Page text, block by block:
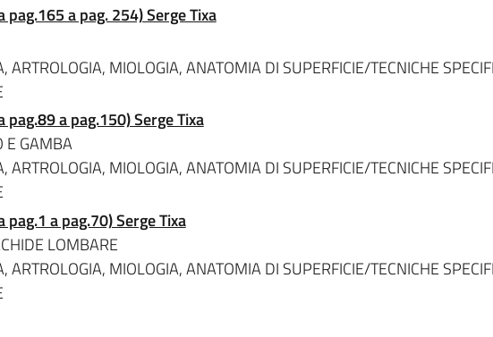
pag.165 a pag. 254) Serge Tixa
ARTROLOGIA, MIOLOGIA, ANATOMIA DI SUPERFICIE/TECNICHE
pag.89 a pag.150) Serge Tixa
E GAMBA
ARTROLOGIA, MIOLOGIA, ANATOMIA DI SUPERFICIE/TECNICHE
pag.1 a pag.70) Serge Tixa
LOMBARE
ARTROLOGIA, MIOLOGIA, ANATOMIA DI SUPERFICIE/TECNICHE